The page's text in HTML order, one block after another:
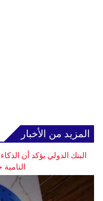
المزيد من الأخبار
البنك الدولي يؤكد أن